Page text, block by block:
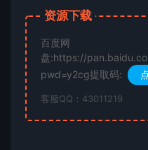
资源下载
百度网
盘:https://
pwd=y2cg提取码:
客服QQ：43011219